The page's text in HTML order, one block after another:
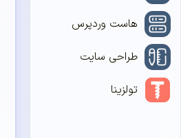
هاست وردپرس
طراحی سایت
تولزینا